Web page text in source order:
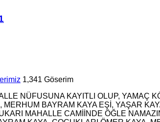
1,341 Göserim
NÜFUSUNA KAYITLI OLUP,
BAYRAM KAYA EŞİ, YAŞAR
MAHALLE CAMİİNDE ÖĞLE